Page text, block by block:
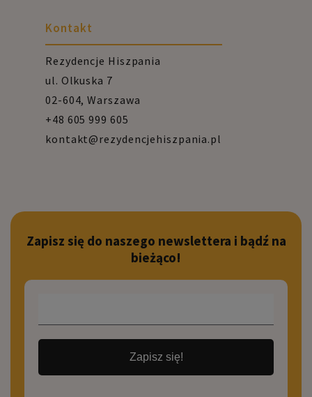
Kontakt
Rezydencje Hiszpania
ul. Olkuska 7
02-604, Warszawa
+48 605 999 605
kontakt@rezydencjehiszpania.pl
Zapisz się do naszego newslettera i bądź na
bieżąco!
Zapisz się!